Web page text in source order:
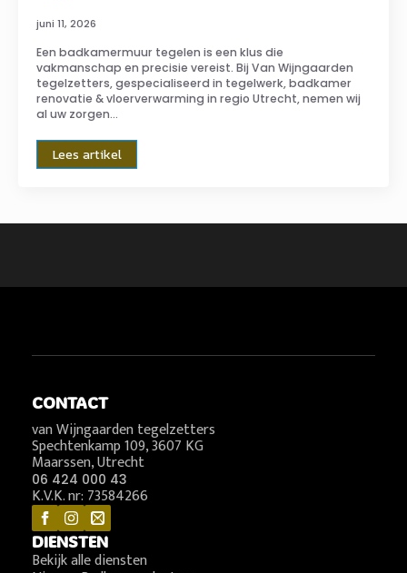
juni 11, 2026
Een badkamermuur tegelen is een klus die
vakmanschap en precisie vereist. Bij Van Wijngaarden
tegelzetters, gespecialiseerd in tegelwerk, badkamer
renovatie & vloerverwarming in regio Utrecht, nemen wij
al uw zorgen…
Lees artikel
CONTACT
van Wijngaarden tegelzetters
Spechtenkamp 109, 3607 KG
Maarssen, Utrecht
06 424 000 43
K.V.K. nr: 73584266
DIENSTEN
Bekijk alle diensten